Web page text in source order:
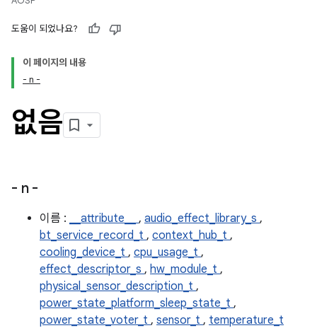
도움이 되었나요?
이 페이지의 내용
- n -
없음
- n -
이름 : __attribute__ , audio_effect_library_s ,
bt_service_record_t , context_hub_t ,
cooling_device_t , cpu_usage_t ,
effect_descriptor_s , hw_module_t ,
physical_sensor_description_t ,
power_state_platform_sleep_state_t ,
power_state_voter_t , sensor_t , temperature_t